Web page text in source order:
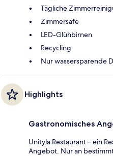
Tägliche
Zimmersafe
LED-Glühbirnen
Recycling
Nur wassersparende
Highlights
Gastronomisches
Unityla Restaurant – ein
Angebot. Nur an